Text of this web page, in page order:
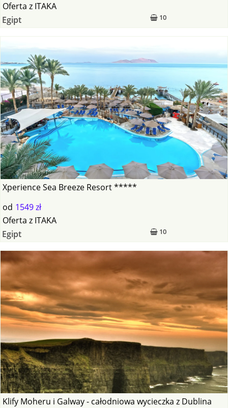
10
Oferta z ITAKA
Egipt
Xperience Sea Breeze Resort *****
od 1549 zł
10
Oferta z ITAKA
Egipt
Klify Moheru i Galway - całodniowa wycieczka z Dublina